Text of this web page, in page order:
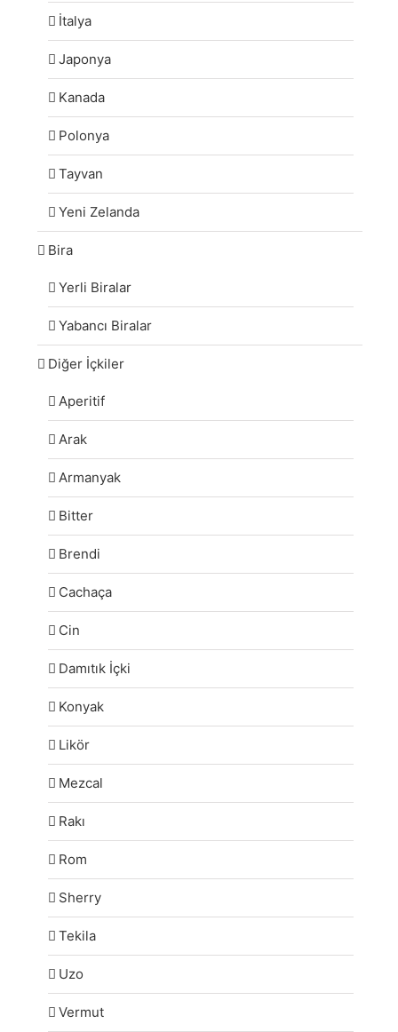
İtalya
Japonya
Kanada
Polonya
Tayvan
Yeni Zelanda
Bira
Yerli Biralar
Yabancı Biralar
Diğer İçkiler
Aperitif
Arak
Armanyak
Bitter
Brendi
Cachaça
Cin
Damıtık İçki
Konyak
Likör
Mezcal
Rakı
Rom
Sherry
Tekila
Uzo
Vermut